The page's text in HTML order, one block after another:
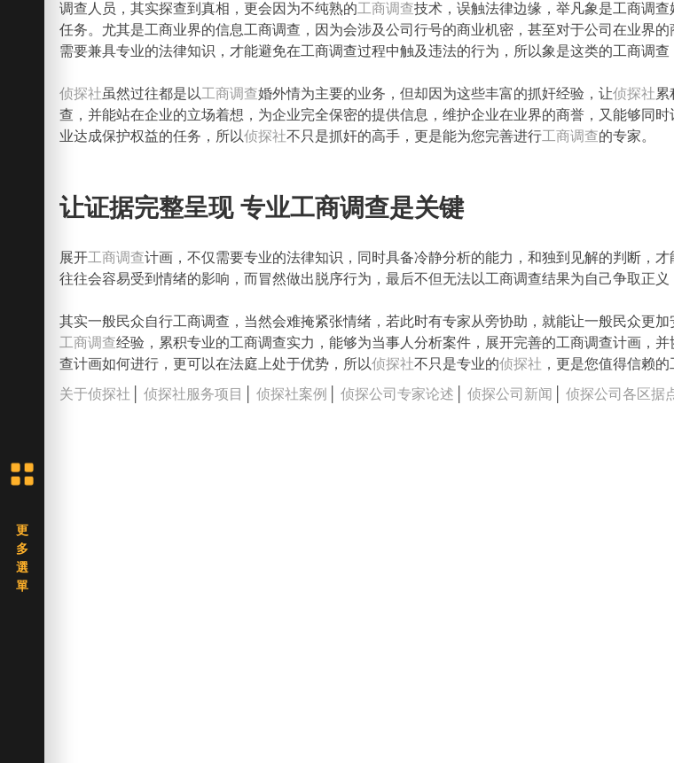
调查人员，其实探查到真相，更会因为不纯熟的工商调查技术，误触法律边缘，举凡象是工商调
任务。尤其是工商业界的信息工商调查，因为会涉及公司行号的商业机密，甚至对于公司在业界
需要兼具专业的法律知识，才能避免在工商调查过程中触及违法的行为，所以象是这类的工商调
侦探社虽然过往都是以工商调查婚外情为主要的业务，但却因为这些丰富的抓奸经验，让侦探社累
查，并能站在企业的立场着想，为企业完全保密的提供信息，维护企业在业界的商誉，又能够同
业达成保护权益的任务，所以侦探社不只是抓奸的高手，更是能为您完善进行工商调查的专家。
让证据完整呈现 专业工商调查是关键
展开工商调查计画，不仅需要专业的法律知识，同时具备冷静分析的能力，和独到见解的判断，
往往会容易受到情绪的影响，而冒然做出脱序行为，最后不但无法以工商调查结果为自己争取正义
其实一般民众自行工商调查，当然会难掩紧张情绪，若此时有专家从旁协助，就能让一般民众更
工商调查经验，累积专业的工商调查实力，能够为当事人分析案件，展开完善的工商调查计画，
查计画如何进行，更可以在法庭上处于优势，所以侦探社不只是专业的侦探社 ，更是您值得信赖的
关于侦探社 │侦探社服务项目 │侦探社案例 │侦探公司专家论述 │侦探公司新闻 │侦探公司各区据